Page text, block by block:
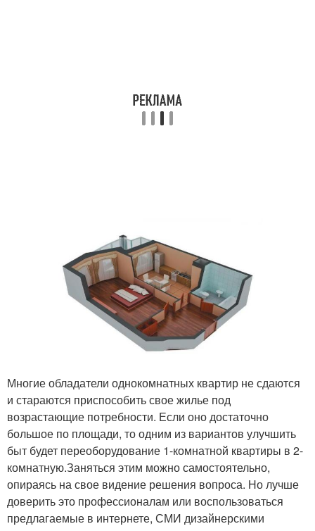
Многие обладатели однокомнатных квартир не сдаются
и стараются приспособить свое жилье под
возрастающие потребности. Если оно достаточно
большое по площади, то одним из вариантов улучшить
быт будет переоборудование 1-комнатной квартиры в 2-
комнатную.Заняться этим можно самостоятельно,
опираясь на свое видение решения вопроса. Но лучше
доверить это профессионалам или воспользоваться
предлагаемые в интернете, СМИ дизайнерскими